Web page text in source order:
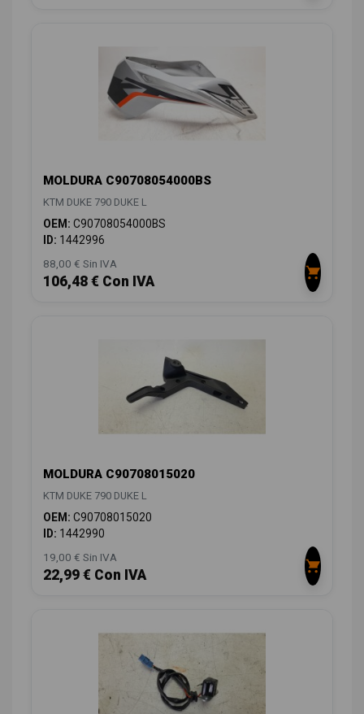
MOLDURA C90708054000BS
KTM DUKE 790 DUKE L
OEM: C90708054000BS
ID: 1442996
88,00 € Sin IVA
106,48 € Con IVA
MOLDURA C90708015020
KTM DUKE 790 DUKE L
OEM: C90708015020
ID: 1442990
19,00 € Sin IVA
22,99 € Con IVA